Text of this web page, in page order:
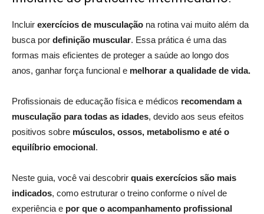
Incluir exercícios de musculação na rotina vai muito além da
busca por definição muscular. Essa prática é uma das
formas mais eficientes de proteger a saúde ao longo dos
anos, ganhar força funcional e melhorar a qualidade de vida.
Profissionais de educação física e médicos recomendam a
musculação para todas as idades, devido aos seus efeitos
positivos sobre músculos, ossos, metabolismo e até o
equilíbrio emocional.
Neste guia, você vai descobrir quais exercícios são mais
indicados, como estruturar o treino conforme o nível de
experiência e por que o acompanhamento profissional